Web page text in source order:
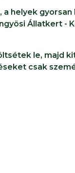
a helyek
Állatkert -
le, majd
csak